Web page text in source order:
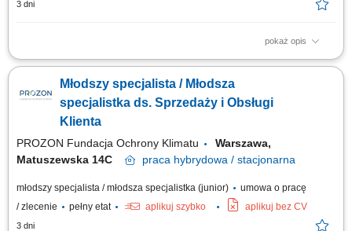
3 dni
pokaż opis
As a Sales Representative (Presales) with German – Hybrid, working on
#experienceTTEC Our employees have spoken. Our purpose, team, and
company culture are amazing and our Great Place to Work® certification
in Poland...
Młodszy specjalista / Młodsza
specjalistka ds. Sprzedaży i Obsługi
Klienta
PROZON Fundacja Ochrony Klimatu
Warszawa,
Matuszewska 14C
praca hybrydowa / stacjonarna
młodszy specjalista / młodsza specjalistka (junior)
umowa o pracę
/ zlecenie
pełny etat aplikuj szybko aplikuj bez CV
3 dni